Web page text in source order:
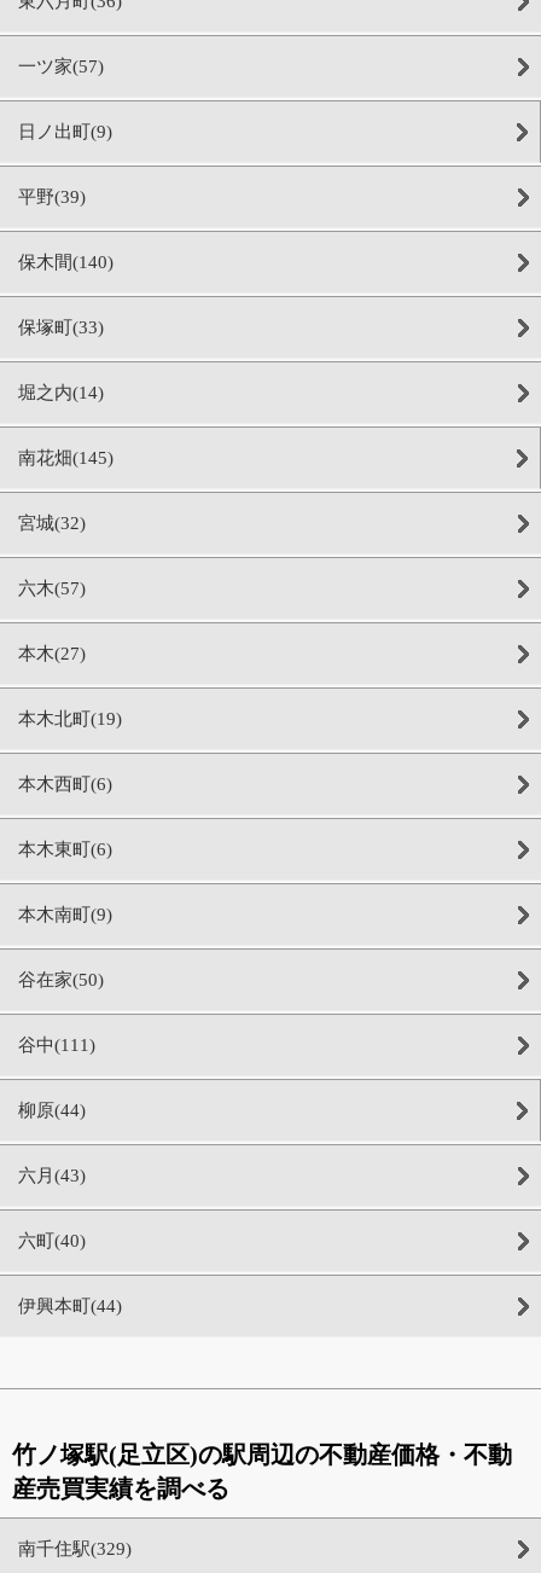
一ツ家(57)
日ノ出町(9)
平野(39)
保木間(140)
保塚町(33)
堀之内(14)
南花畑(145)
宮城(32)
六木(57)
本木(27)
本木北町(19)
本木西町(6)
本木東町(6)
本木南町(9)
谷在家(50)
谷中(111)
柳原(44)
六月(43)
六町(40)
伊興本町(44)
竹ノ塚駅(足立区)の駅周辺の不動産価格・不動
産売買実績を調べる
南千住駅(329)